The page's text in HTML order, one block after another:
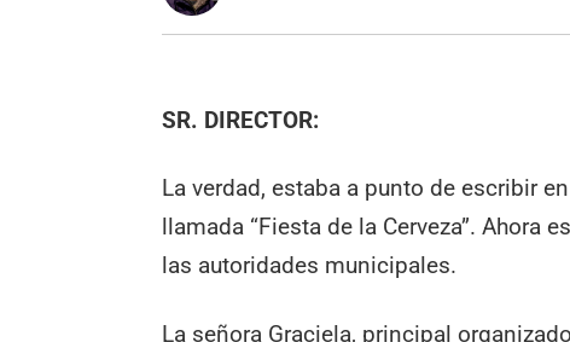
SR. DIRECTOR:
La verdad, estaba a punto de escribir
llamada “Fiesta de la Cerveza”. Ahora
las autoridades municipales.
La señora Graciela, principal